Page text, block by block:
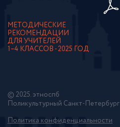
МЕТОДИЧЕСКИЕ
РЕКОМЕНДАЦИИ
ДЛЯ УЧИТЕЛЕЙ
1–4 КЛАССОВ - 2025 ГОД
© 2025. этноспб
Поликультурный Санкт-Петербург
Политика конфиденциальности